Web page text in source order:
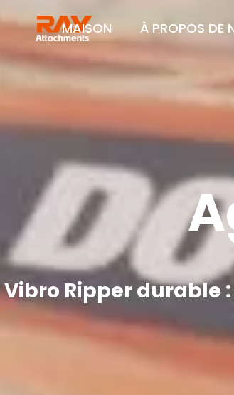
MAISON À PROPOS DE
Vibro Ripper durable